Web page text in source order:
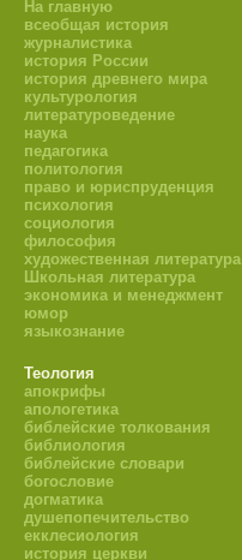
На главную
всеобщая история
журналистика
история России
история древнего мира
культурология
литературоведение
наука
педагогика
политология
право и юриспруденция
психология
социология
философия
художественная литература
Школьная литература
экономика и менеджмент
юмор
языкознание
Теология
апокрифы
апологетика
библейские толкования
библиология
библейские словари
богословие
догматика
душепопечительство
екклесиология
история церкви